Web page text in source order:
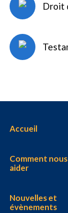
Droit
Accueil
Comment
aider
Nouvelles et
évènements